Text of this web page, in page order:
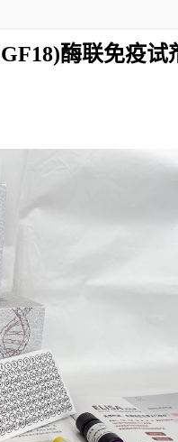
酶联免疫试